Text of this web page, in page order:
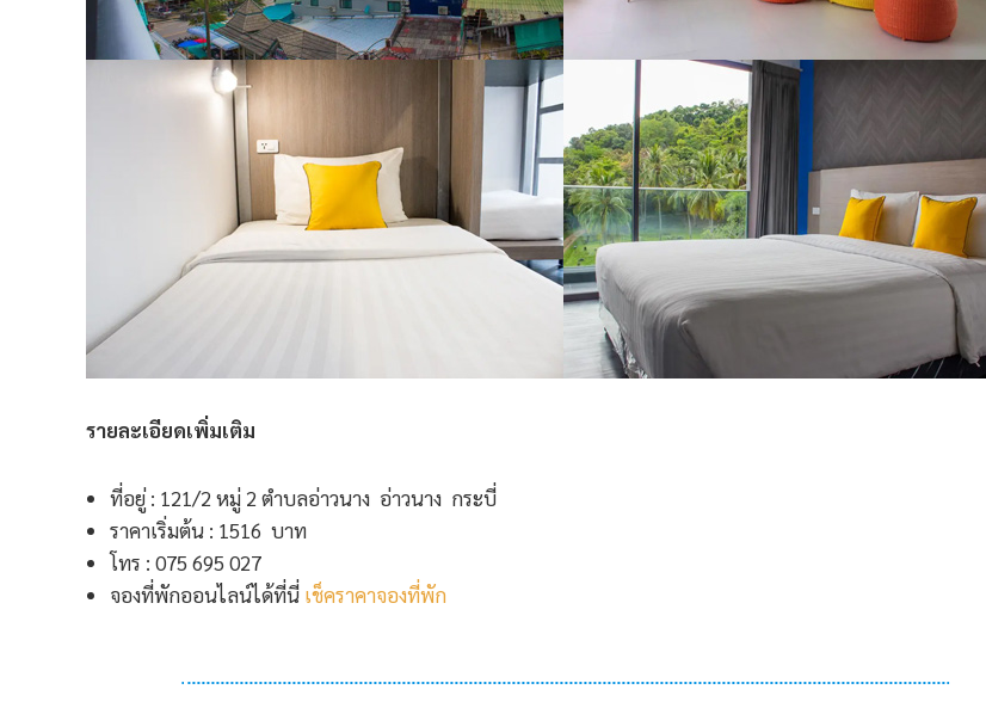
รายละเอียดเพิ่มเติม
ที่อยู่ : 121/2 หมู่ 2 ตำบลอ่าวนาง อ่าวนาง กระบี่
ราคาเริ่มต้น : 1516 บาท
โทร : 075 695 027
จองที่พักออนไลน์ได้ที่นี่ เช็คราคาจองที่พัก